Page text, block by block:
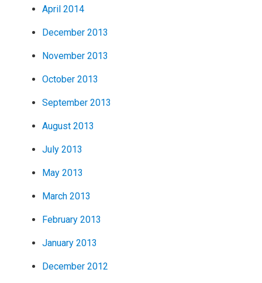
April 2014
December 2013
November 2013
October 2013
September 2013
August 2013
July 2013
May 2013
March 2013
February 2013
January 2013
December 2012